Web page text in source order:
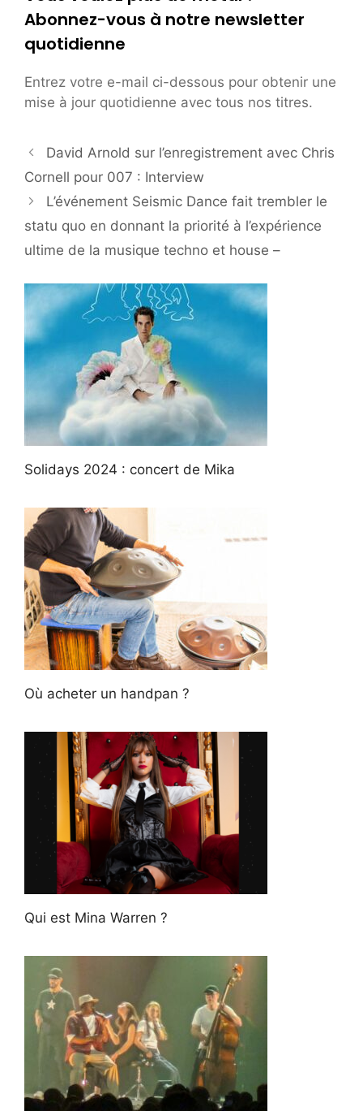
Abonnez-vous à notre newsletter
quotidienne
Entrez votre e-mail ci-dessous pour obtenir une
mise à jour quotidienne avec tous nos titres.
David Arnold sur l’enregistrement avec Chris
Cornell pour 007 : Interview
L’événement Seismic Dance fait trembler le
statu quo en donnant la priorité à l’expérience
ultime de la musique techno et house –
Solidays 2024 : concert de Mika
Où acheter un handpan ?
Qui est Mina Warren ?